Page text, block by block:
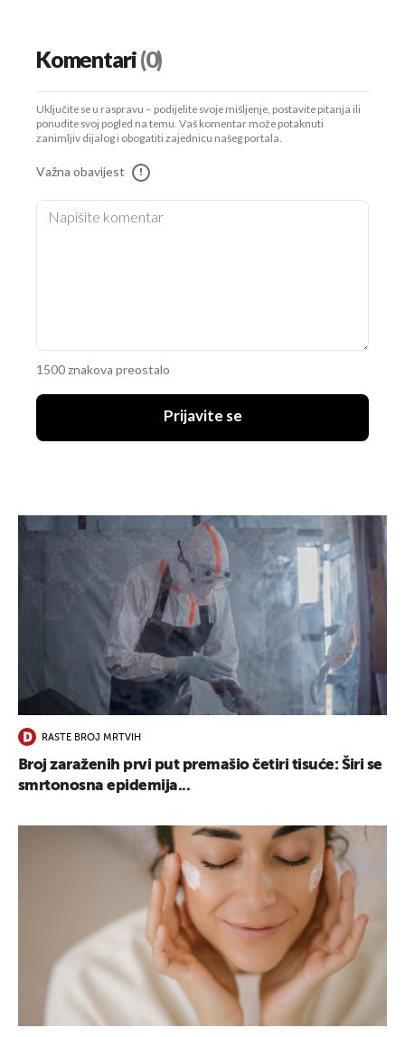
Komentari(0)
Uključite se u raspravu – podijelite svoje mišljenje, postavite pitanja ili
ponudite svoj pogled na temu. Vaš komentar može potaknuti
zanimljiv dijalog i obogatiti zajednicu našeg portala.
Važna obavijest !
1500 znakova preostalo
Prijavite se
RASTE BROJ MRTVIH
Broj zaraženih prvi put premašio četiri tisuće: Širi se
smrtonosna epidemija...